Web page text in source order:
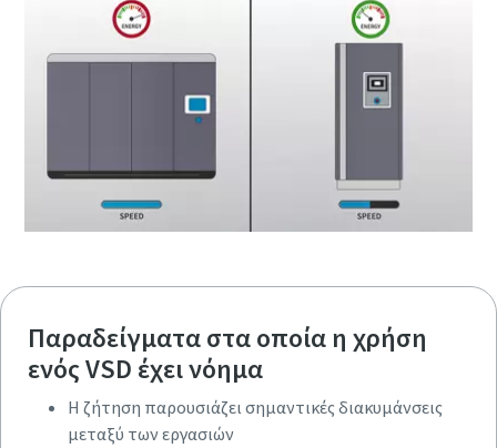
Ανακαλύψτε πώς μπορείτε να δημιουργήσετε μία πιο
αποδοτική διαδικασία μεταφοράς πεπιεσμένου αέρα.
Μάθετε περισσότερα
Παραδείγματα στα οποία η χρήση
ενός VSD έχει νόημα
Η ζήτηση παρουσιάζει σημαντικές διακυμάνσεις
μεταξύ των εργασιών